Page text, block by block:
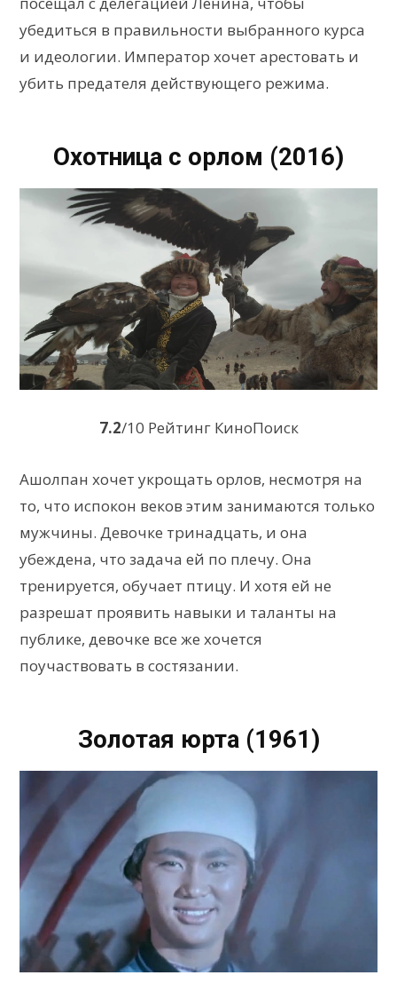
убедиться в правильности выбранного курса
и идеологии. Император хочет арестовать и
убить предателя действующего режима.
Охотница с орлом (2016)
7.2/10 Рейтинг КиноПоиск
Ашолпан хочет укрощать орлов, несмотря на
то, что испокон веков этим занимаются только
мужчины. Девочке тринадцать, и она
убеждена, что задача ей по плечу. Она
тренируется, обучает птицу. И хотя ей не
разрешат проявить навыки и таланты на
публике, девочке все же хочется
поучаствовать в состязании.
Золотая юрта (1961)